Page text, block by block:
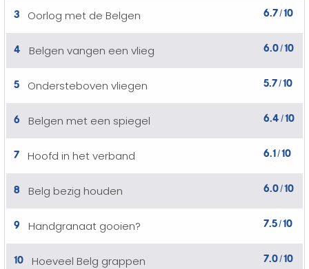
3 Oorlog met de Belgen 6.7/10
4 Belgen vangen een vlieg 6.0/10
5 Ondersteboven vliegen 5.7/10
6 Belgen met een spiegel 6.4 /10
7 Hoofd in het verband 6.1/10
8 Belg bezig houden 6.0/10
9 Handgranaat gooien? 7.5/10
10 Hoeveel Belg grappen 7.0/10